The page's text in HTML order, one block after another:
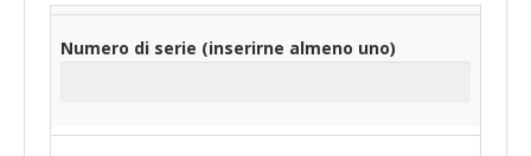
Numero di serie (inserirne almeno uno)